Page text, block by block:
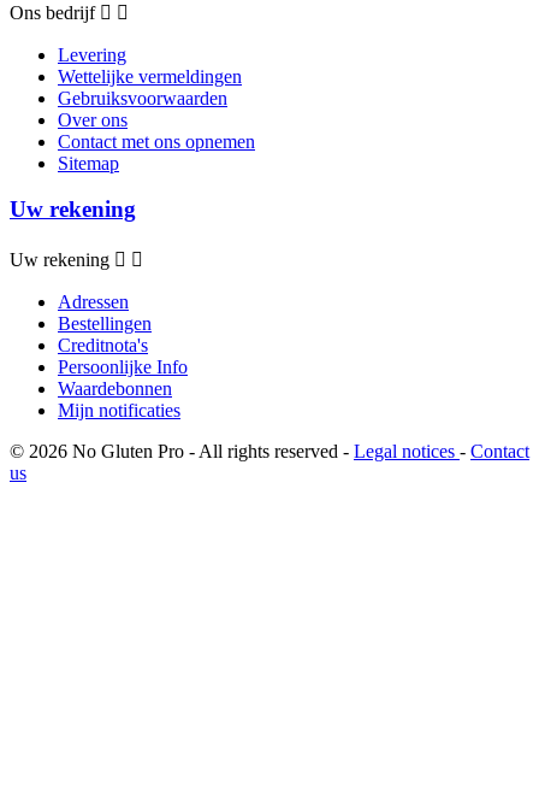
Ons bedrijf  
Levering
Wettelijke vermeldingen
Gebruiksvoorwaarden
Over ons
Contact met ons opnemen
Sitemap
Uw rekening
Uw rekening  
Adressen
Bestellingen
Creditnota's
Persoonlijke Info
Waardebonnen
Mijn notificaties
© 2026 No Gluten Pro - All rights reserved - Legal notices - Contact
us